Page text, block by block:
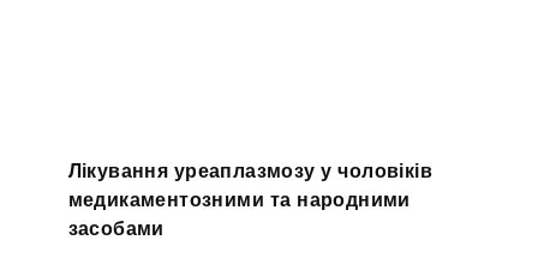
Лікування уреаплазмозу у чоловіків
медикаментозними та народними
засобами